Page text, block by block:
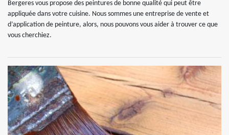
Bergeres vous propose des peintures de bonne qualité qui peut être
appliquée dans votre cuisine. Nous sommes une entreprise de vente et
d’application de peinture, alors, nous pouvons vous aider à trouver ce que
vous cherchiez.